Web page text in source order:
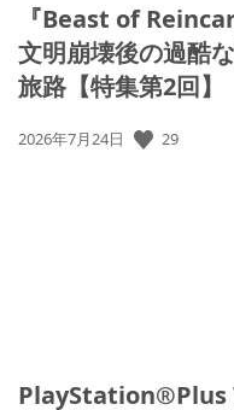
『Beast of
文明崩壊後の過酷
旅路【特集第2回】
公
2026年7月24日 29
PlayStation®Plus